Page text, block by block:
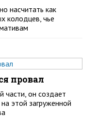
насчитать как
колодцев, чье
провал
части, он создает
этой загруженной